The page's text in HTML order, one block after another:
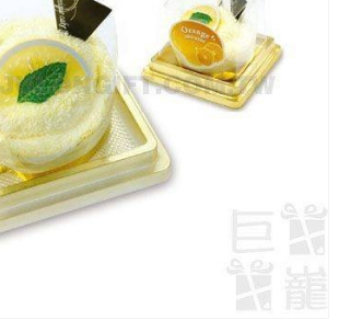
，多款精緻禮品等你挑！